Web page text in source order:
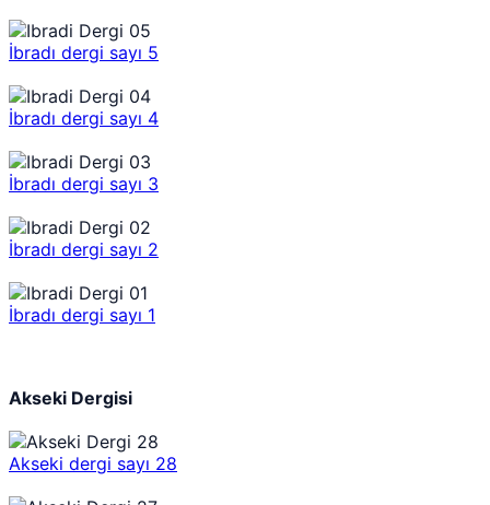
İbradı dergi sayı 5
İbradı dergi sayı 4
İbradı dergi sayı 3
İbradı dergi sayı 2
İbradı dergi sayı 1
Akseki Dergisi
Akseki dergi sayı 28